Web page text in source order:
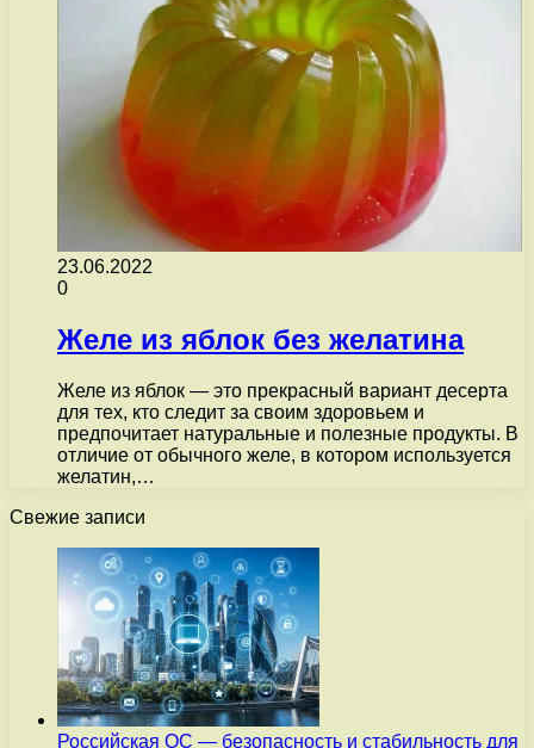
23.06.2022
0
Желе из яблок без желатина
Желе из яблок — это прекрасный вариант десерта
для тех, кто следит за своим здоровьем и
предпочитает натуральные и полезные продукты. В
отличие от обычного желе, в котором используется
желатин,…
Свежие записи
Российская ОС — безопасность и стабильность для